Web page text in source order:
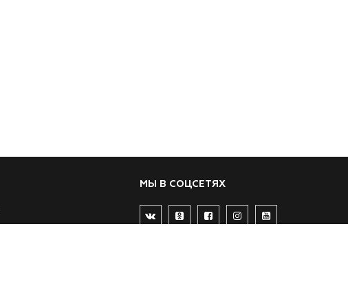
МЫ В СОЦСЕТЯХ